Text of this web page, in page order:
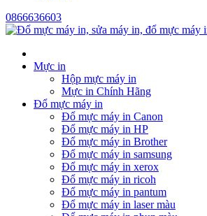
0866636603
Mực in
Hộp mực máy in
Mực in Chính Hãng
Đổ mực máy in
Đổ mực máy in Canon
Đổ mực máy in HP
Đổ mực máy in Brother
Đổ mực máy in samsung
Đổ mực máy in xerox
Đổ mực máy in ricoh
Đổ mực máy in pantum
Đổ mực máy in laser màu